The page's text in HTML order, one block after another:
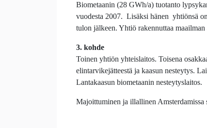
Biometaanin (28 GWh/a) tuotanto
vuodesta 2007. Lisäksi hänen yhtiönsä
tulon jälkeen. Yhtiö rakennuttaa
3. kohde
Toinen yhtiön yhteislaitos. Toisena
elintarvikejätteestä ja kaasun nesteytys.
Lantakaasun biometaanin nesteytyslaitos.
Majoittuminen ja illallinen Amsterdamissa